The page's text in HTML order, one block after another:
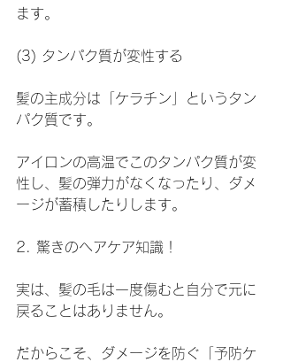
ます。
(3) タンパク質が変性する
髪の主成分は「ケラチン」というタン
パク質です。
アイロンの高温でこのタンパク質が変
性し、髪の弾力がなくなったり、ダメ
ージが蓄積したりします。
2. 驚きのヘアケア知識！
実は、髪の毛は一度傷むと自分で元に
戻ることはありません。
だからこそ、ダメージを防ぐ「予防ケ